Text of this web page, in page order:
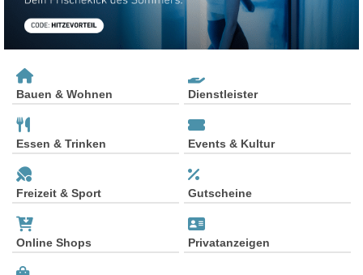
Bauen & Wohnen Dienstleister
Essen & Trinken Events & Kultur
Freizeit & Sport Gutscheine
Online Shops Privatanzeigen